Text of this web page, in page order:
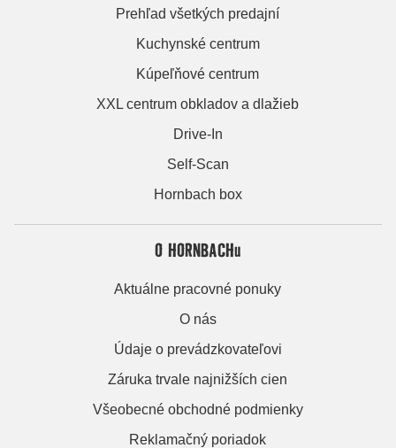
Prehľad všetkých predajní
Kuchynské centrum
Kúpeľňové centrum
XXL centrum obkladov a dlažieb
Drive-In
Self-Scan
Hornbach box
O HORNBACHu
Aktuálne pracovné ponuky
O nás
Údaje o prevádzkovateľovi
Záruka trvale najnižších cien
Všeobecné obchodné podmienky
Reklamačný poriadok